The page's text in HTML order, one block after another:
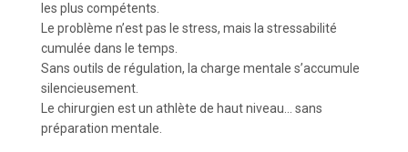
les plus compétents.
Le problème n’est pas le stress, mais la stressabilité
cumulée dans le temps.
Sans outils de régulation, la charge mentale s’accumule
silencieusement.
Le chirurgien est un athlète de haut niveau… sans
préparation mentale.